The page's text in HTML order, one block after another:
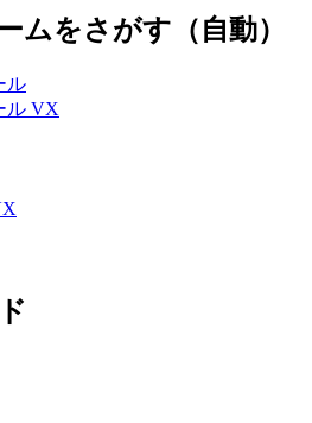
ムをさがす（自動）
ル
ル VX